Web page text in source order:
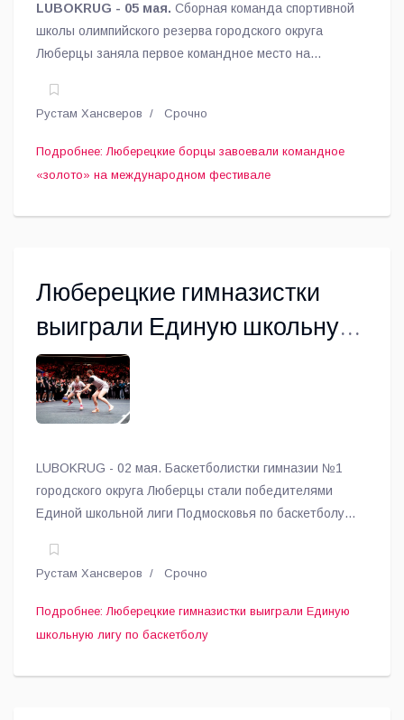
LUBOKRUG - 05 мая. Сборная команда спортивной
школы олимпийского резерва городского округа
Люберцы заняла первое командное место на
памяти Владимира Жириновского.
Рустам Хансверов Срочно
Подробнее: Люберецкие борцы завоевали командное
«золото» на международном фестивале
Люберецкие гимназистки
выиграли Единую школьную
лигу по баскетболу
LUBOKRUG - 02 мая. Баскетболистки гимназии №1
городского округа Люберцы стали победителями
Единой школьной лиги Подмосковья по баскетболу
Рустам Хансверов Срочно
Подробнее: Люберецкие гимназистки выиграли Единую
школьную лигу по баскетболу